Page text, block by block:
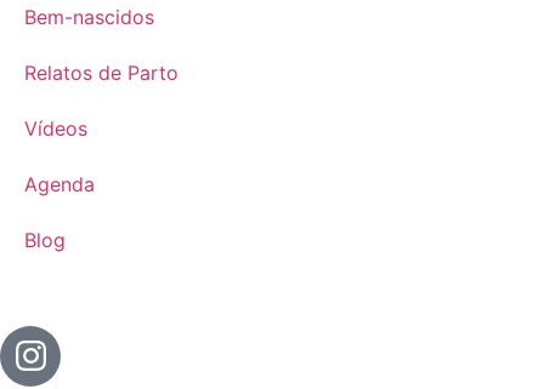
Bem-nascidos
Relatos de Parto
Vídeos
Agenda
Blog